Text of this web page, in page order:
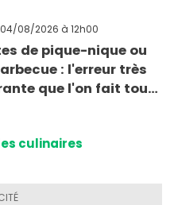
04/08/2026 à 12h00
de pique-nique ou
: l'erreur très
que l'on fait tous
culinaires